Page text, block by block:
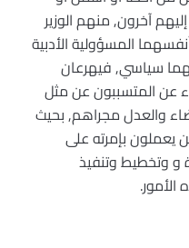
آخرون, منهم الوزير
المسؤولية الأدبية
سياسي, فيهرعان
عن المتسببون عن مثل
والعدل مجراهم, بحيث
يعملون بإمرته على
و وتخطيط وتنفيذ